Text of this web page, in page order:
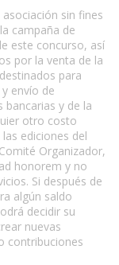
asociación sin fines
campaña de
este concurso, así
por la venta de la
para
envío de
y de la
otro costo
ediciones del
Organizador,
honorem y no
Si después de
algún saldo
decidir su
nuevas
contribuciones